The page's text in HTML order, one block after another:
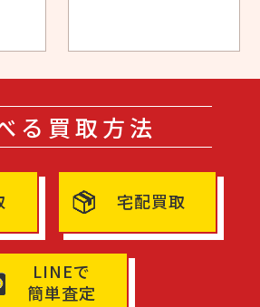
る買取方法
宅配買取
LINEで
簡単査定